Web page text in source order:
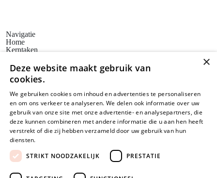
Navigatie
Home
Kerntaken
Erfgoedbeleid
Steunpunten
Bezoekadres
Weerstand Roermond
Bredeweg 10
6042 GG Roermond
Postadres
SAM Limburg
Postbus 203
6040 AE ROERMOND
steunpunt@sam-limburg.nl
0475-399281
×
Deze website maakt gebruik van
cookies.
We gebruiken cookies om inhoud en advertenties te personaliseren
en om ons verkeer te analyseren. We delen ook informatie over uw
gebruik van onze site met onze advertentie- en analysepartners, die
deze kunnen combineren met andere informatie die u aan hen heeft
verstrekt of die zij hebben verzameld door uw gebruik van hun
diensten.
STRIKT NOODZAKELIJK
PRESTATIE